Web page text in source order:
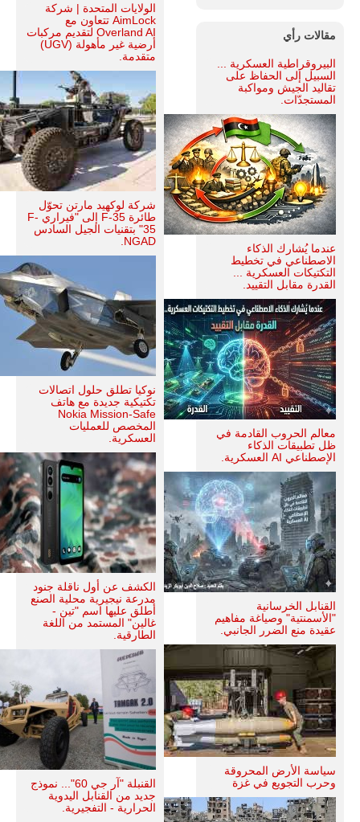
مقالات رأي
البيروقراطية العسكرية ...
السبيل إلى الحفاظ على
تقاليد الجيش ومواكبة
المستجدّات.
عندما يُشارك الذكاء
الاصطناعي في تخطيط
التكتيكات العسكرية ...
القدرة مقابل التقييد.
معالم الحروب القادمة في
ظل تطبيقات الذكاء
الإصطناعي AI العسكرية.
القنابل الخرسانية
"الأسمنتية" وصياغة مفاهيم
عقيدة منع الضرر الجانبي.
سياسة الأرض المحروقة
وحرب التجويع في غزة
الولايات المتحدة | شركة
AimLock تتعاون مع
Overland AI لتقديم مركبات
أرضية غير مأهولة (UGV)
متقدمة.
شركة لوكهيد مارتن تحوّل
طائرة F-35 إلى "فيراري F-
35" بتقنيات الجيل السادس
NGAD.
نوكيا تطلق حلول اتصالات
تكتيكية جديدة مع هاتف
Nokia Mission-Safe
المخصص للعمليات
العسكرية.
الكشف عن أول ناقلة جنود
مدرعة نيجيرية محلية الصنع
أطلق عليها اسم "تين -
غالين" المستمد من اللغة
الطارقية.
القنبلة "آر جي 60"... نموذج
جديد من القنابل اليدوية
الحرارية - التفجيرية.